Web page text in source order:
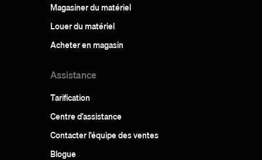
Magasiner du matériel
Louer du matériel
Acheter en magasin
Assistance
Tarification
Centre d’assistance
Contacter l’équipe des ventes
Blogue